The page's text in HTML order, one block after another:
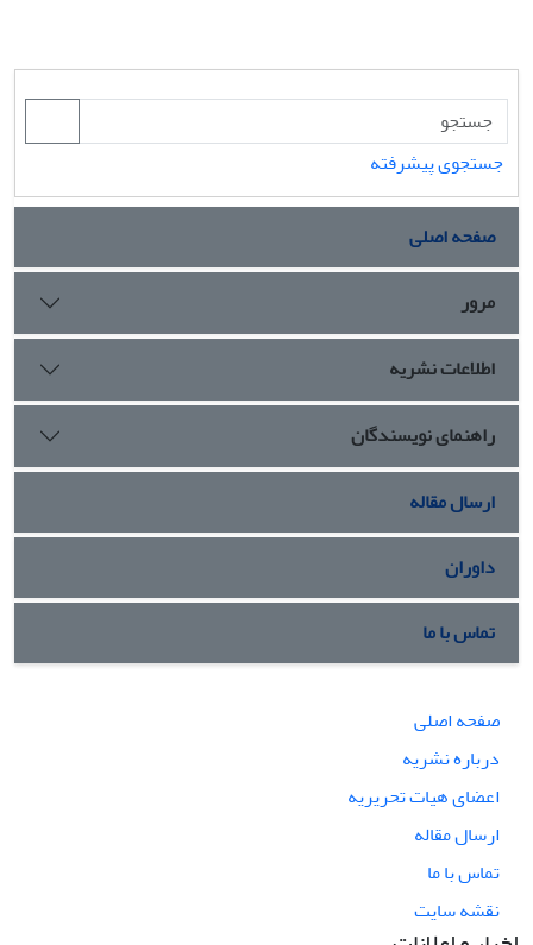
جستجوی پیشرفته
صفحه اصلی
مرور
اطلاعات نشریه
راهنمای نویسندگان
ارسال مقاله
داوران
تماس با ما
صفحه اصلی
درباره نشریه
اعضای هیات تحریریه
ارسال مقاله
تماس با ما
نقشه سایت